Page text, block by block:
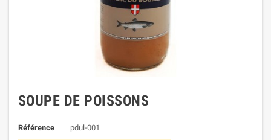
SOUPE DE POISSONS
Référence pdul-001